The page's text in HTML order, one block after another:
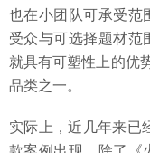
也在小团队可承受范
受众与可选择题材范
就具有可塑性上的优
品类之一。
实际上，近几年来已